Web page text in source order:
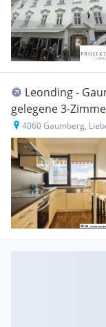
Leonding -
gelegene 3-
Küche möbliert,
4060 Gaumberg,